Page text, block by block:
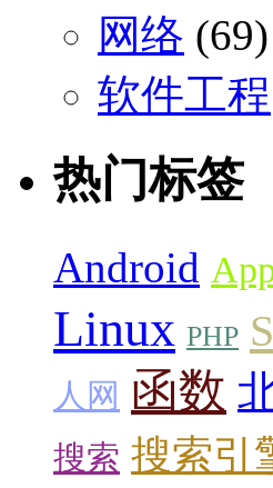
网络 (69)
软件工程
热门标签
Android
Linux PHP
人网 函数
搜索 搜索引